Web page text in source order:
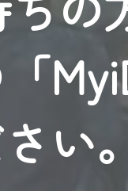
い。
マイペー
くお願いいたし
MyIDが必要と
むCCNetの各種
アドレスで設定
ールアドレスでも
の新規登録はこ
引き続きご視聴